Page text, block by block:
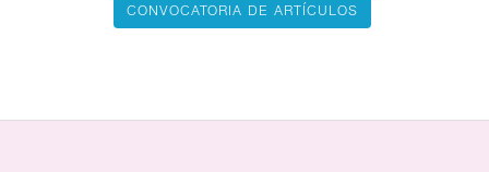
CONVOCATORIA DE ARTÍCULOS